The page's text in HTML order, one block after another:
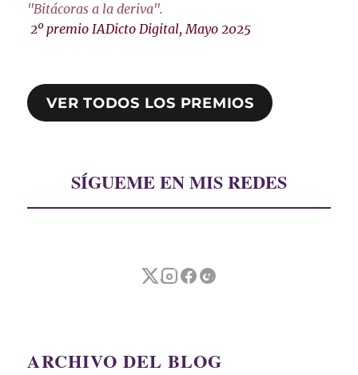
"Bitácoras a la deriva".
2º premio IADicto Digital, Mayo 2025
VER TODOS LOS PREMIOS
SÍGUEME EN MIS REDES
ARCHIVO DEL BLOG